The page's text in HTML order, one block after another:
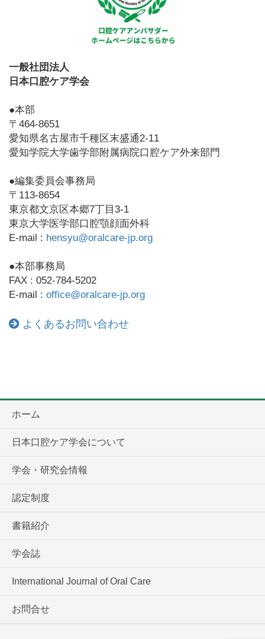
一般社団法人
日本口腔ケア学会
●本部
〒464-8651
愛知県名古屋市千種区末盛通2-11
愛知学院大学歯学部附属病院口腔ケア外来部門
●編集委員会事務局
〒113-8654
東京都文京区本郷7丁目3-1
東京大学医学部口腔顎顔面外科
E-mail : hensyu@oralcare-jp.org
●本部事務局
FAX : 052-784-5202
E-mail : office@oralcare-jp.org
よくあるお問い合わせ
ホーム
日本口腔ケア学会について
学会・研究会情報
認定制度
書籍紹介
学会誌
International Journal of Oral Care
お問合せ